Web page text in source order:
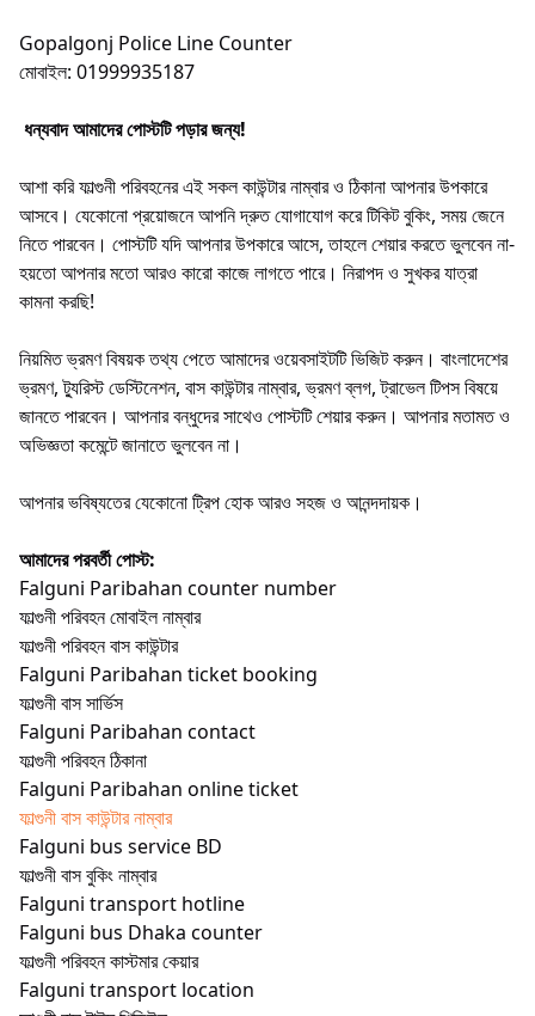
Gopalgonj Police Line Counter
মোবাইল: 01999935187
ধন্যবাদ আমাদের পোস্টটি পড়ার জন্য!
আশা করি ফাল্গুনী পরিবহনের এই সকল কাউন্টার নাম্বার ও ঠিকানা আপনার উপকারে
আসবে। যেকোনো প্রয়োজনে আপনি দ্রুত যোগাযোগ করে টিকিট বুকিং, সময় জেনে
নিতে পারবেন। পোস্টটি যদি আপনার উপকারে আসে, তাহলে শেয়ার করতে ভুলবেন না-
হয়তো আপনার মতো আরও কারো কাজে লাগতে পারে। নিরাপদ ও সুখকর যাত্রা
কামনা করছি!
নিয়মিত ভ্রমণ বিষয়ক তথ্য পেতে আমাদের ওয়েবসাইটটি ভিজিট করুন। বাংলাদেশের
ভ্রমণ, ট্যুরিস্ট ডেস্টিনেশন, বাস কাউন্টার নাম্বার, ভ্রমণ ব্লগ, ট্রাভেল টিপস বিষয়ে
জানতে পারবেন। আপনার বন্ধুদের সাথেও পোস্টটি শেয়ার করুন। আপনার মতামত ও
অভিজ্ঞতা কমেন্টে জানাতে ভুলবেন না।
আপনার ভবিষ্যতের যেকোনো ট্রিপ হোক আরও সহজ ও আনন্দদায়ক।
আমাদের পরবর্তী পোস্ট:
Falguni Paribahan counter number
ফাল্গুনী পরিবহন মোবাইল নাম্বার
ফাল্গুনী পরিবহন বাস কাউন্টার
Falguni Paribahan ticket booking
ফাল্গুনী বাস সার্ভিস
Falguni Paribahan contact
ফাল্গুনী পরিবহন ঠিকানা
Falguni Paribahan online ticket
ফাল্গুনী বাস কাউন্টার নাম্বার
Falguni bus service BD
ফাল্গুনী বাস বুকিং নাম্বার
Falguni transport hotline
Falguni bus Dhaka counter
ফাল্গুনী পরিবহন কাস্টমার কেয়ার
Falguni transport location